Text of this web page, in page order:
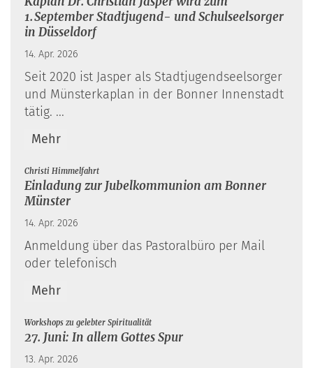
1. September Stadtjugend- und Schulseelsorger
in Düsseldorf
14. Apr. 2026
Seit 2020 ist Jasper als Stadtjugendseelsorger
und Münsterkaplan in der Bonner Innenstadt
tätig. ...
Mehr
Christi Himmelfahrt:
Einladung zur Jubelkommunion am Bonner
Münster
14. Apr. 2026
Anmeldung über das Pastoralbüro per Mail
oder telefonisch
Mehr
Workshops zu gelebter Spiritualität:
27. Juni: In allem Gottes Spur
13. Apr. 2026